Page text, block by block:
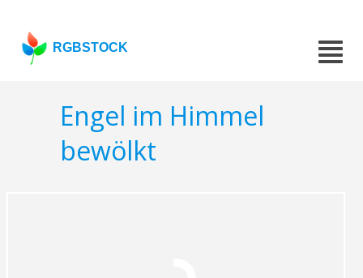
RGBSTOCK
Engel im Himmel
bewölkt